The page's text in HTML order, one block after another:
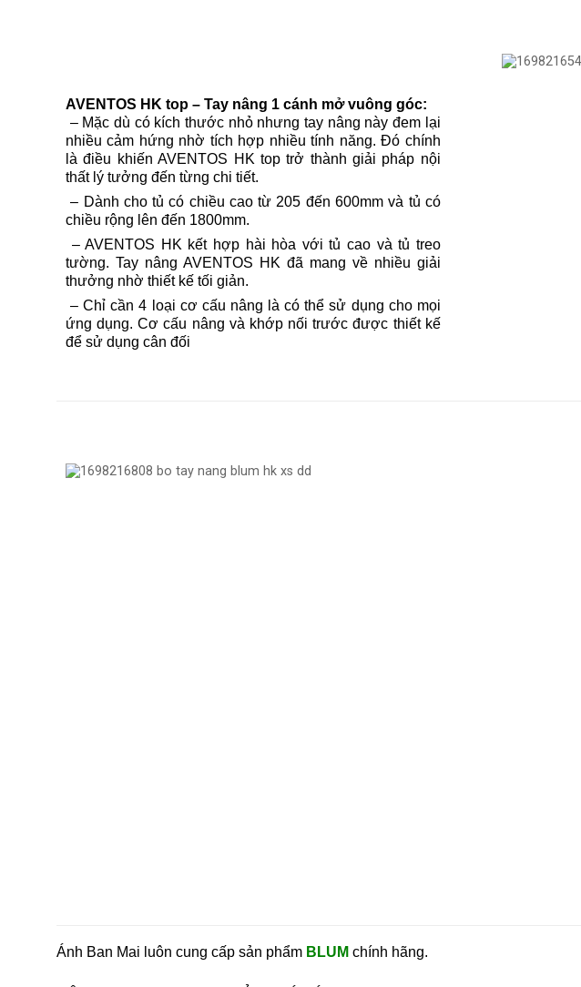
AVENTOS HK top – Tay nâng 1 cánh mở vuông góc:
– Mặc dù có kích thước nhỏ nhưng tay nâng này đem lại
nhiều cảm hứng nhờ tích hợp nhiều tính năng. Đó chính
là điều khiến AVENTOS HK top trở thành giải pháp nội
thất lý tưởng đến từng chi tiết.
– Dành cho tủ có chiều cao từ 205 đến 600mm và tủ có
chiều rộng lên đến 1800mm.
– AVENTOS HK kết hợp hài hòa với tủ cao và tủ treo
tường. Tay nâng AVENTOS HK đã mang về nhiều giải
thưởng nhờ thiết kế tối giản.
– Chỉ cần 4 loại cơ cấu nâng là có thể sử dụng cho mọi
ứng dụng. Cơ cấu nâng và khớp nối trước được thiết kế
để sử dụng cân đối
Ánh Ban Mai luôn cung cấp sản phẩm BLUM chính hãng.